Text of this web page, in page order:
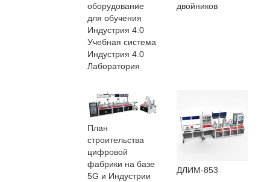
оборудование
для обучения
Индустрия 4.0
Учебная система
Индустрия 4.0
Лаборатория
двойников
План
строительства
цифровой
фабрики на базе
5G и Индустрии
ДЛИМ-853